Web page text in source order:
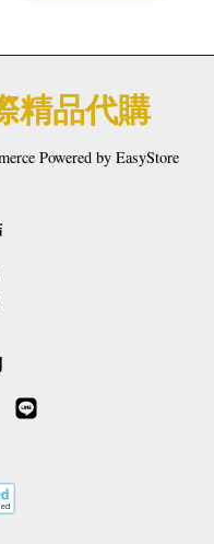
精品代購
Powered by EasyStore